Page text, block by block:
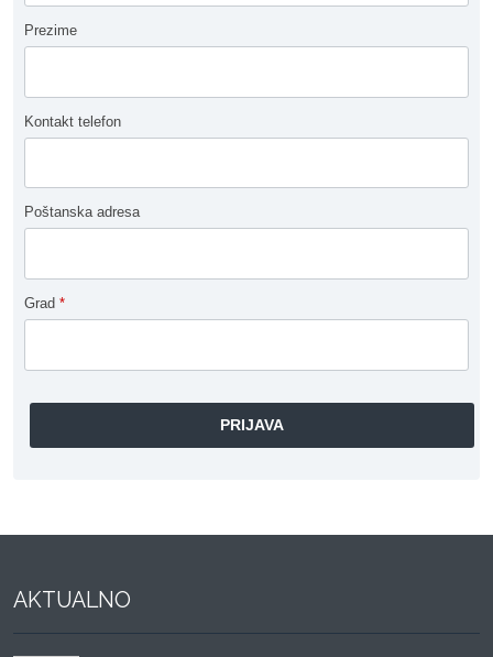
Prezime
Kontakt telefon
Poštanska adresa
Grad *
AKTUALNO